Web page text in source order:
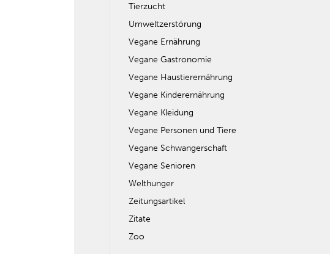
Tierzucht
Umweltzerstörung
Vegane Ernährung
Vegane Gastronomie
Vegane Haustierernährung
Vegane Kinderernährung
Vegane Kleidung
Vegane Personen und Tiere
Vegane Schwangerschaft
Vegane Senioren
Welthunger
Zeitungsartikel
Zitate
Zoo